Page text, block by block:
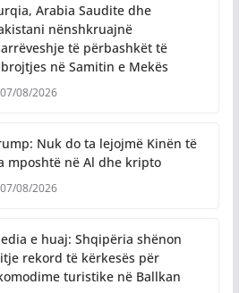
Arabia Saudite dhe
nënshkruajnë
të përbashkët të
në Samitin e Mekës
07/08/2026
Nuk do ta lejojmë Kinën të
mposhtë në Al dhe kripto
07/08/2026
e huaj: Shqipëria shënon
rekord të kërkesës për
turistike në Ballkan